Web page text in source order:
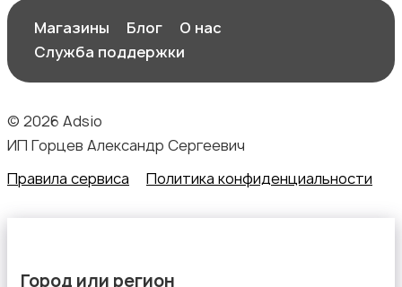
Магазины Блог
О нас
Служба поддержки
© 2026 Adsio
ИП Горцев Александр Сергеевич
Правила сервиса
Политика конфиденциальности
Город или регион